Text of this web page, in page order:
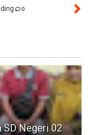
0
SD Negeri 02